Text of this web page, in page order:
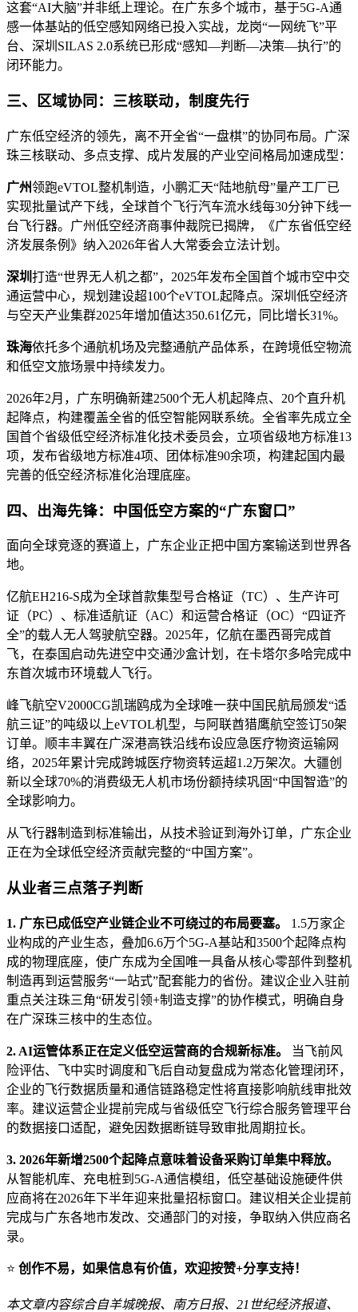
这套“AI大脑”并非纸上理论。在广东多个城市，基于5G-A通
感一体基站的低空感知网络已投入实战，龙岗“一网统飞”平
台、深圳SILAS 2.0系统已形成“感知—判断—决策—执行”的
闭环能力。
三、区域协同：三核联动，制度先行
广东低空经济的领先，离不开全省“一盘棋”的协同布局。广深
珠三核联动、多点支撑、成片发展的产业空间格局加速成型：
广州领跑eVTOL整机制造，小鹏汇天“陆地航母”量产工厂已
实现批量试产下线，全球首个飞行汽车流水线每30分钟下线一
台飞行器。广州低空经济商事仲裁院已揭牌，《广东省低空经
济发展条例》纳入2026年省人大常委会立法计划。
深圳 打造“世界无人机之都”，2025年发布全国首个城市空中交
通运营中心，规划建设超100个eVTOL起降点。深圳低空经济
与空天产业集群2025年增加值达350.61亿元，同比增长31%。
珠海依托多个通航机场及完整通航产品体系，在跨境低空物流
和低空文旅场景中持续发力。
2026年2月，广东明确新建2500个无人机起降点、20个直升机
起降点，构建覆盖全省的低空智能网联系统。全省率先成立全
国首个省级低空经济标准化技术委员会，立项省级地方标准13
项，发布省级地方标准4项、团体标准90余项，构建起国内最
完善的低空经济标准化治理底座。
四、出海先锋：中国低空方案的“广东窗口”
面向全球竞逐的赛道上，广东企业正把中国方案输送到世界各
地。
亿航EH216-S成为全球首款集型号合格证（TC）、生产许可
证（PC）、标准适航证（AC）和运营合格证（OC）“四证齐
全”的载人无人驾驶航空器。2025年，亿航在墨西哥完成首
飞，在泰国启动先进空中交通沙盒计划，在卡塔尔多哈完成中
东首次城市环境载人飞行。
峰飞航空V2000CG凯瑞鸥成为全球唯一获中国民航局颁发“适
航三证”的吨级以上eVTOL机型，与阿联酋猎鹰航空签订50架
订单。顺丰丰翼在广深港高铁沿线布设应急医疗物资运输网
络，2025年累计完成跨城医疗物资转运超1.2万架次。大疆创
新以全球70%的消费级无人机市场份额持续巩固“中国智造”的
全球影响力。
从飞行器制造到标准输出，从技术验证到海外订单，广东企业
正在为全球低空经济贡献完整的“中国方案”。
从业者三点落子判断
1. 广东已成低空产业链企业不可绕过的布局要塞。
1.5万家企
业构成的产业生态，叠加6.6万个5G-A基站和3500个起降点构
成的物理底座，使广东成为全国唯一具备从核心零部件到整机
制造再到运营服务“一站式”配套能力的省份。建议企业入驻前
重点关注珠三角“研发引领+制造支撑”的协作模式，明确自身
在广深珠三核中的生态位。
2. AI运管体系正在定义低空运营商的合规新标准。
当飞前风
险评估、飞中实时调度和飞后自动复盘成为常态化管理闭环，
企业的飞行数据质量和通信链路稳定性将直接影响航线审批效
率。建议运营企业提前完成与省级低空飞行综合服务管理平台
的数据接口适配，避免因数据断链导致审批周期拉长。
3. 2026年新增2500个起降点意味着设备采购订单集中释放。
从智能机库、充电桩到5G-A通信模组，低空基础设施硬件供
应商将在2026年下半年迎来批量招标窗口。建议相关企业提前
完成与广东各地市发改、交通部门的对接，争取纳入供应商名
录。
⭐ 创作不易，如果信息有价值，欢迎按赞+分享支持！
本文章内容综合自羊城晚报、南方日报、21世纪经济报道、